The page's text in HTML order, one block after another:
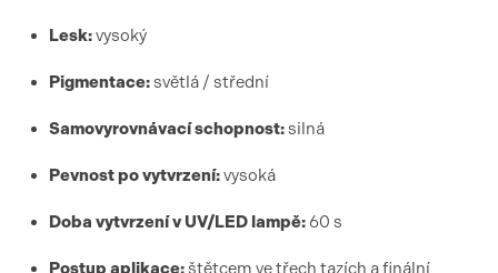
Lesk:vysoký
Pigmentace:světlá / střední
Samovyrovnávací schopnost:silná
Pevnost po vytvrzení:vysoká
Doba vytvrzení v UV/LED lampě:60 s
Postup aplikace:štětcem ve třech tazích a finální